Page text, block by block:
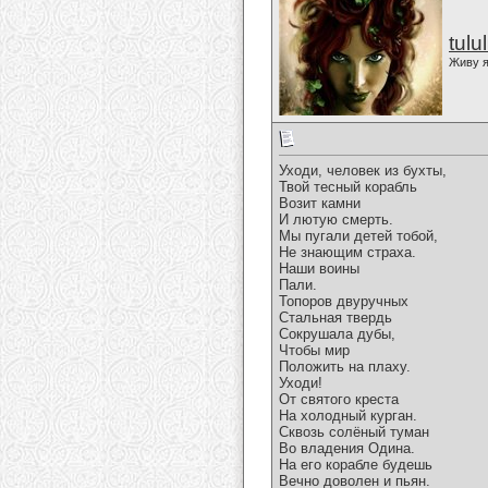
Живу
Уходи, человек из бухты,
Твой тесный корабль
Возит камни
И лютую смерть.
Мы пугали детей тобой,
Не знающим страха.
Наши воины
Пали.
Топоров двуручных
Стальная твердь
Сокрушала дубы,
Чтобы мир
Положить на плаху.
Уходи!
От святого креста
На холодный курган.
Сквозь солёный туман
Во владения Одина.
На его корабле будешь
Вечно доволен и пьян.